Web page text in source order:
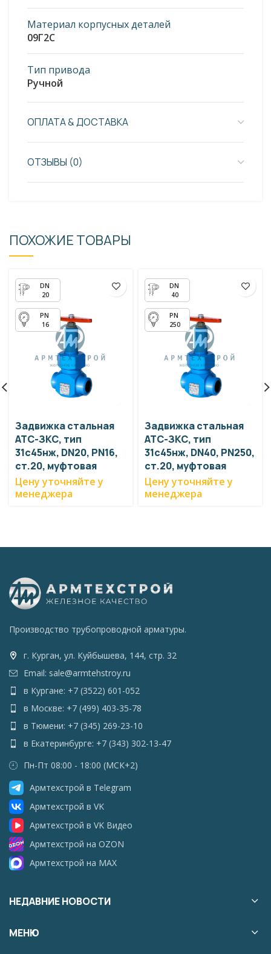
Материал корпусных деталей
09Г2С
Тип привода
Ручной
ОПЛАТА & ДОСТАВКА
ОТЗЫВЫ (0)
ПОХОЖИЕ ТОВАРЫ
20
16
Задвижка стальная
АТС-ЗКС, тип
31с45нж, DN20, PN16,
ст.20, муфтовая
Цену уточняйте у
менеджера
40
250
Задвижка стальная
АТС-ЗКС, тип
31с45нж, DN40, PN250,
ст.20, муфтовая
Цену уточняйте у
менеджера
Производство трубопроводной арматуры.
г. Курган, ул. Куйбышева, 144, стр. 32
Email: sale@armtehstroy.ru
в Кургане: +7 (3522) 601-052
в Москве: +7 (499) 403-35-78
в Тюмени: +7 (345) 269-23-10
в Екатеринбурге: +7 (343) 302-13-47
Пн-Пт 08:00 - 18:00 (МСК+2)
Армтехстрой в Telegram
Армтехстрой в VK
Армтехстрой в VK Видео
Армтехстрой на OZON
Армтехстрой на MAX
НЕДАВНИЕ НОВОСТИ
МЕНЮ